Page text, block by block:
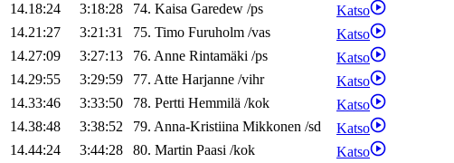
14.18:24
3:18:28 74. Kaisa Garedew /ps
Katso
14.21:27
3:21:31 75. Timo Furuholm /vas
Katso
14.27:09
3:27:13 76. Anne Rintamäki /ps
Katso
14.29:55
3:29:59 77. Atte Harjanne /vihr
Katso
14.33:46
3:33:50 78. Pertti Hemmilä /kok
Katso
14.38:48
3:38:52 79. Anna-Kristiina Mikkonen /sd
Katso
14.44:24
3:44:28 80. Martin Paasi /kok
Katso